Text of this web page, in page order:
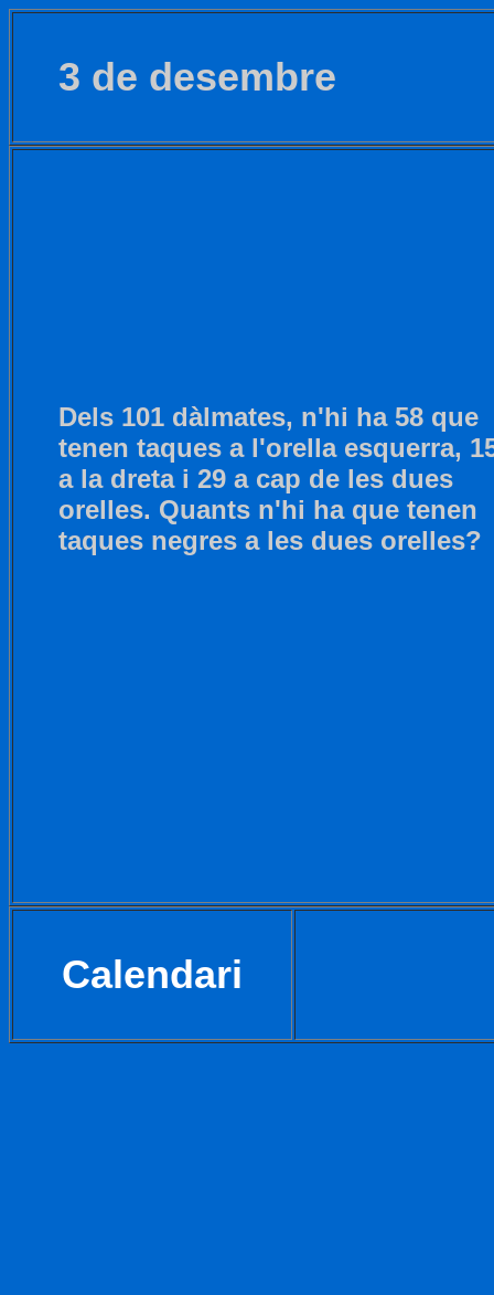
3 de desembre
Dels 101 dàlmates, n'hi ha 58 que
tenen taques a l'orella esquerra,
a la dreta i 29 a cap de les dues
orelles. Quants n'hi ha que tenen
taques negres a les dues orelles?
Calendari